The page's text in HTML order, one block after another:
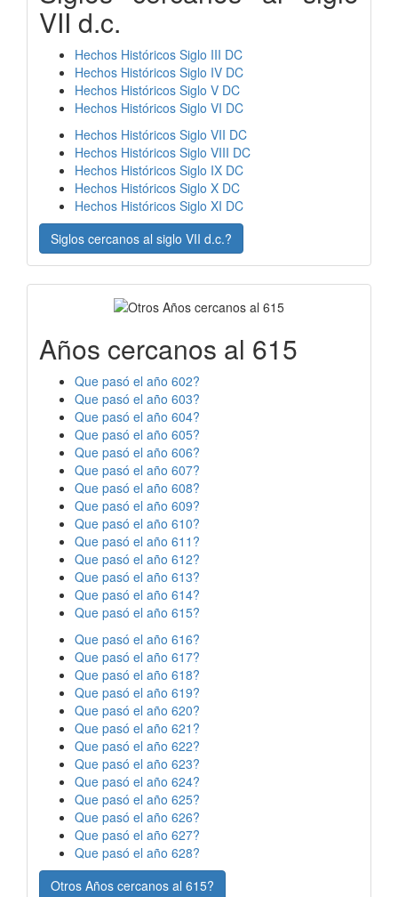
VII d.c.
Hechos Históricos Siglo III DC
Hechos Históricos Siglo IV DC
Hechos Históricos Siglo V DC
Hechos Históricos Siglo VI DC
Hechos Históricos Siglo VII DC
Hechos Históricos Siglo VIII DC
Hechos Históricos Siglo IX DC
Hechos Históricos Siglo X DC
Hechos Históricos Siglo XI DC
Siglos cercanos al siglo VII d.c.?
Años cercanos al 615
Que pasó el año 602?
Que pasó el año 603?
Que pasó el año 604?
Que pasó el año 605?
Que pasó el año 606?
Que pasó el año 607?
Que pasó el año 608?
Que pasó el año 609?
Que pasó el año 610?
Que pasó el año 611?
Que pasó el año 612?
Que pasó el año 613?
Que pasó el año 614?
Que pasó el año 615?
Que pasó el año 616?
Que pasó el año 617?
Que pasó el año 618?
Que pasó el año 619?
Que pasó el año 620?
Que pasó el año 621?
Que pasó el año 622?
Que pasó el año 623?
Que pasó el año 624?
Que pasó el año 625?
Que pasó el año 626?
Que pasó el año 627?
Que pasó el año 628?
Otros Años cercanos al 615?